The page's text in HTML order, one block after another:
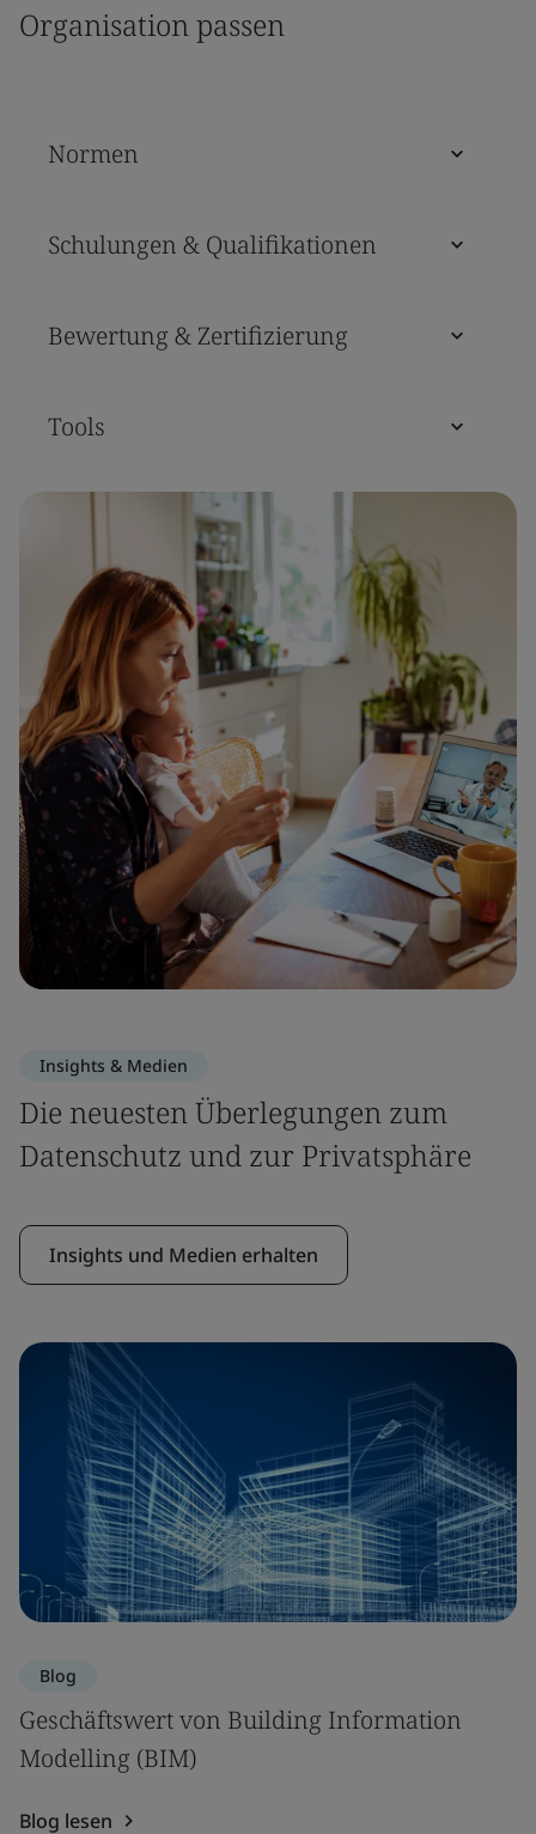
Organisation passen
Normen
Schulungen & Qualifikationen
Bewertung & Zertifizierung
Tools
Insights & Medien
Die neuesten Überlegungen zum
Datenschutz und zur Privatsphäre
Insights und Medien erhalten
Blog
Geschäftswert von Building Information
Modelling (BIM)
Blog lesen